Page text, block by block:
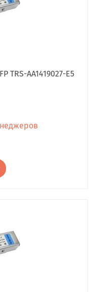
TRS-AA1419027-E5